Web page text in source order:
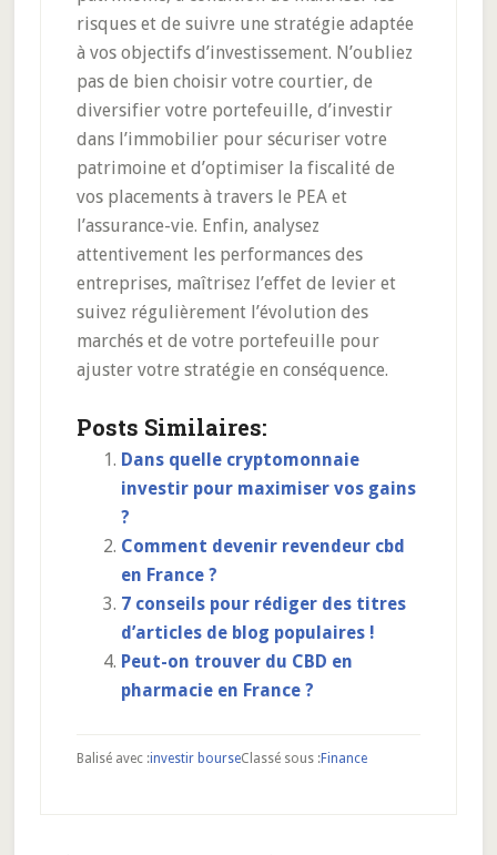
risques et de suivre une stratégie adaptée
à vos objectifs d’investissement. N’oubliez
pas de bien choisir votre courtier, de
diversifier votre portefeuille, d’investir
dans l’immobilier pour sécuriser votre
patrimoine et d’optimiser la fiscalité de
vos placements à travers le PEA et
l’assurance-vie. Enfin, analysez
attentivement les performances des
entreprises, maîtrisez l’effet de levier et
suivez régulièrement l’évolution des
marchés et de votre portefeuille pour
ajuster votre stratégie en conséquence.
Posts Similaires:
Dans quelle cryptomonnaie
investir pour maximiser vos gains
?
Comment devenir revendeur cbd
en France ?
7 conseils pour rédiger des titres
d’articles de blog populaires !
Peut-on trouver du CBD en
pharmacie en France ?
Classé sous :Finance
Balisé avec :investir bourse